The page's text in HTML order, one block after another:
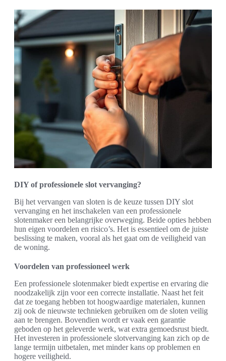
DIY of professionele slot vervanging?
Bij het vervangen van sloten is de keuze tussen DIY slot
vervanging en het inschakelen van een professionele
slotenmaker een belangrijke overweging. Beide opties hebben
hun eigen voordelen en risico’s. Het is essentieel om de juiste
beslissing te maken, vooral als het gaat om de veiligheid van
de woning.
Voordelen van professioneel werk
Een professionele slotenmaker biedt expertise en ervaring die
noodzakelijk zijn voor een correcte installatie. Naast het feit
dat ze toegang hebben tot hoogwaardige materialen, kunnen
zij ook de nieuwste technieken gebruiken om de sloten veilig
aan te brengen. Bovendien wordt er vaak een garantie
geboden op het geleverde werk, wat extra gemoedsrust biedt.
Het investeren in professionele slotvervanging kan zich op de
lange termijn uitbetalen, met minder kans op problemen en
hogere veiligheid.